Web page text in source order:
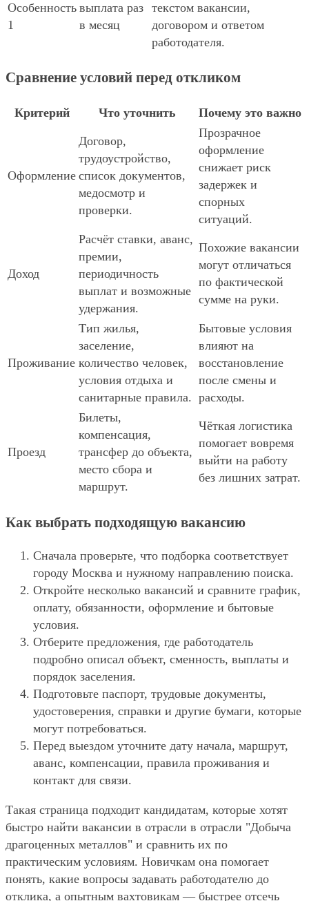
Особенность
1
выплата раз
в месяц
текстом вакансии,
договором и ответом
работодателя.
Сравнение условий перед откликом
Критерий Что уточнить Почему это важно
Оформление
Договор,
трудоустройство,
список документов,
медосмотр и
проверки.
Прозрачное
оформление
снижает риск
задержек и
спорных
ситуаций.
Доход
Расчёт ставки, аванс,
премии,
периодичность
выплат и возможные
удержания.
Похожие вакансии
могут отличаться
по фактической
сумме на руки.
Проживание
Тип жилья,
заселение,
количество человек,
условия отдыха и
санитарные правила.
Бытовые условия
влияют на
восстановление
после смены и
расходы.
Проезд
Билеты,
компенсация,
трансфер до объекта,
место сбора и
маршрут.
Чёткая логистика
помогает вовремя
выйти на работу
без лишних затрат.
Как выбрать подходящую вакансию
Сначала проверьте, что подборка соответствует
городу Москва и нужному направлению поиска.
Откройте несколько вакансий и сравните график,
оплату, обязанности, оформление и бытовые
условия.
Отберите предложения, где работодатель
подробно описал объект, сменность, выплаты и
порядок заселения.
Подготовьте паспорт, трудовые документы,
удостоверения, справки и другие бумаги, которые
могут потребоваться.
Перед выездом уточните дату начала, маршрут,
аванс, компенсации, правила проживания и
контакт для связи.
Такая страница подходит кандидатам, которые хотят
быстро найти вакансии в отрасли в отрасли "Добыча
драгоценных металлов" и сравнить их по
практическим условиям. Новичкам она помогает
понять, какие вопросы задавать работодателю до
отклика, а опытным вахтовикам — быстрее отсечь